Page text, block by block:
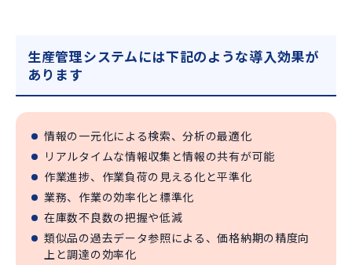
生産管理システムには下記のような導入効果が
あります
情報の一元化による検索、分析の最適化
リアルタイムな情報収集と情報の共有が可能
作業進捗、作業負荷の見える化と平準化
業務、作業の効率化と標準化
在庫数不良数の把握や低減
類似品の過去データ参照による、価格納期の精度向
上と調達の効率化